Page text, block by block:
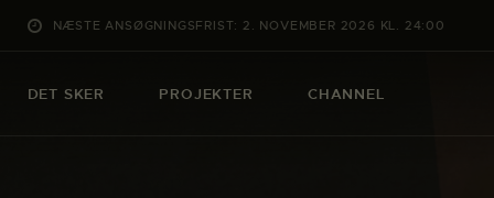
NÆSTE ANSØGNINGSFRIST: 2. NOVEMBER 2026 KL. 24:00
DET SKER PROJEKTER CHANNEL